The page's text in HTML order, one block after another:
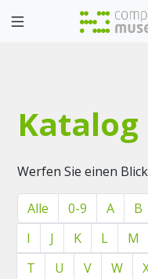
Katalog
Werfen Sie einen
Alle 0-9 A B
I
J K L M
T
U V W